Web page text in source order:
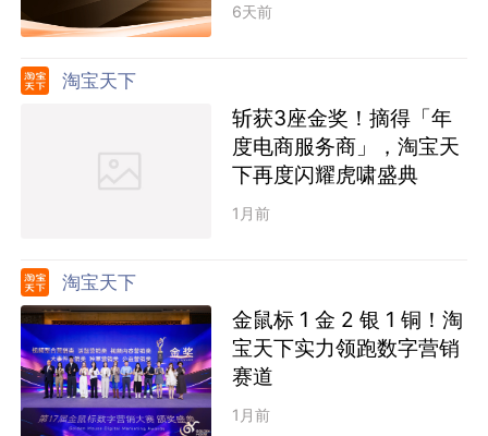
6天前
淘宝天下
斩获3座金奖！摘得「年
度电商服务商」，淘宝天
下再度闪耀虎啸盛典
1月前
淘宝天下
金鼠标 1 金 2 银 1 铜！淘
宝天下实力领跑数字营销
赛道
1月前